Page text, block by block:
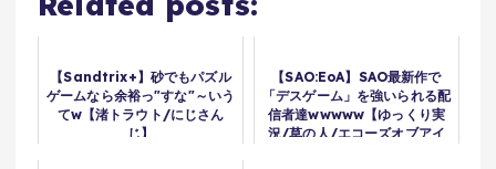
【Sandtrix+】砂でもパズル
ゲームなら余裕っ"すな"～いう
てw【渚トラウト/にじさん
じ】
【SAO:EoA】SAO最新作で
「デスゲーム」を強いられる配
信者達wwwww【ゆっくり実
況/草の人/エコーズオブアイ